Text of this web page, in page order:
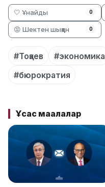
🤍 Ұнайды 0
😡 Шектен шыққан 0
#Тоқаев #экономика
#бюрократия
Ұқсас мақалалар